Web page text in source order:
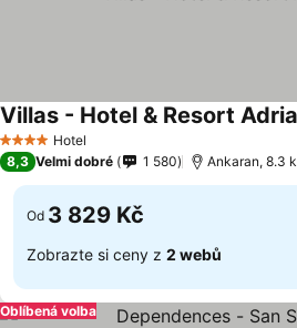
4 Počet hvězdiček
Hotel
Villas - Hotel & Resort
8,3 Velmi dobré 1 580 Ankaran, 8.3
Od 3 829 Kč
Zobrazte si ceny z 2 webů
Oblíbená volba